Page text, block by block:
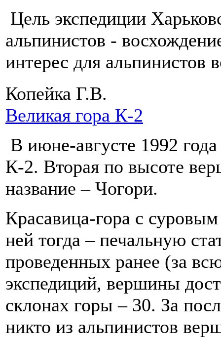
Цель экспедиции
альпинистов -
интерес для альпинистов
Копейка Г.В.
Великая гора К-2
В июне-августе 1992
К-2. Вторая по высоте
название – Чогори.
Красавица-гора с
ней тогда – печальную
проведенных ранее (за
экспедиций, вершины
склонах горы – 30. За
никто из альпинистов